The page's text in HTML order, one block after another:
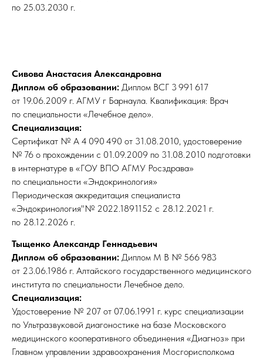
по 25.03.2030 г.
Сивова Анастасия Александровна
Диплом об образовании: Диплом ВСГ 3 991 617
от 19.06.2009 г. АГМУ г Барнаула. Квалификация: Врач
по специальности «Лечебное дело».
Специализация:
Сертификат № А 4 090 490 от 31.08.2010, удостоверение
№ 76 о прохождении с 01.09.2009 по 31.08.2010 подготовки
в интернатуре в «ГОУ ВПО АГМУ Росздрава»
по специальности «Эндокринология»
Периодическая аккредитация специалиста
«Эндокринология"№ 2022.1891152 с 28.12.2021 г.
по 28.12.2026 г.
Тыщенко Александр Геннадьевич
Диплом об образовании: Диплом М В № 566 983
от 23.06.1986 г. Алтайского государственного медицинского
института по специальности Лечебное дело.
Специализация:
Удостоверение № 207 от 07.06.1991 г. курс специализации
по Ультразвуковой диагоностике на базе Московского
медицинского кооперативного объединения «Диагноз» при
Главном управлении здравоохранения Мосгорисполкома